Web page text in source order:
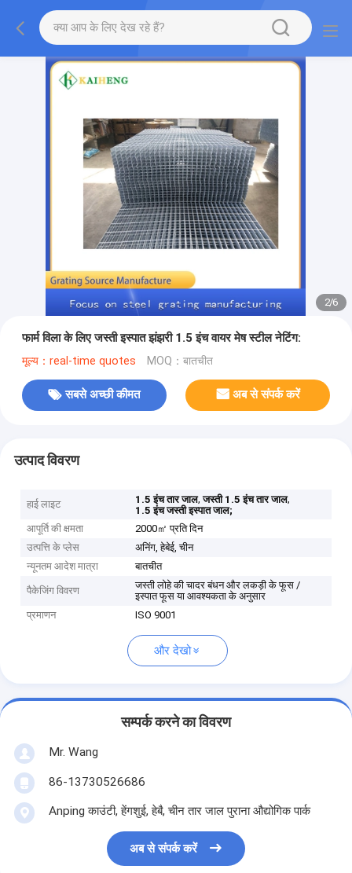
2/6
फार्म विला के लिए जस्ती इस्पात झंझरी 1.5 इंच वायर मेष स्टील नेटिंग:
मूल्य：real-time quotes MOQ：बातचीत
सबसे अच्छी कीमत अब से संपर्क करें
उत्पाद विवरण
हाई लाइट 1.5 इंच तार जाल,जस्ती 1.5 इंच तार जाल,
1.5 इंच जस्ती इस्पात जाल;
आपूर्ति की क्षमता
2000㎡ प्रति दिन
उत्पत्ति के प्लेस
अनिंग, हेबेई, चीन
न्यूनतम आदेश मात्रा
बातचीत
पैकेजिंग विवरण
जस्ती लोहे की चादर बंधन और लकड़ी के फूस /
इस्पात फूस या आवश्यकता के अनुसार
प्रमाणन
ISO 9001
और देखो
सम्पर्क करने का विवरण
Mr. Wang
86-13730526686
Anping काउंटी, हेंगशुई, हेबै, चीन तार जाल पुराना औद्योगिक पार्क
अब से संपर्क करें